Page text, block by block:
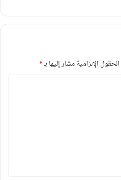
الحقول الإلزامية مشار إليها بـ*